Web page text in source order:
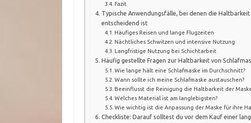
Fazit
Typische Anwendungsfälle, bei denen die Haltbarkeit
entscheidend ist
Häufiges Reisen und lange Flugzeiten
Nächtliches Schwitzen und intensive Nutzung
Langfristige Nutzung bei Schichtarbeit
Häufig gestellte Fragen zur Haltbarkeit von
Wie lange hält eine Schlafmaske im Durchschnitt?
Wann sollte ich meine Schlafmaske austauschen?
Beeinflusst die Reinigung die Haltbarkeit der
Welches Material ist am langlebigsten?
Wie wichtig ist die Anpassung der Maske für ihre
Checkliste: Darauf solltest du vor dem Kauf einer